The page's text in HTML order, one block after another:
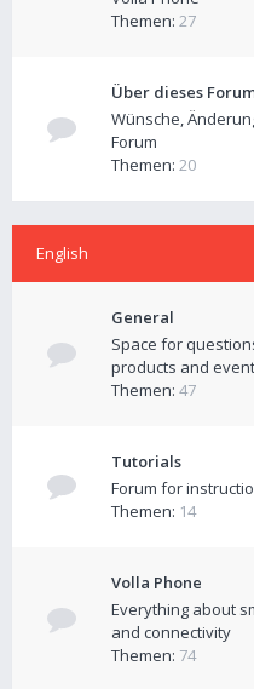
Themen: 27
Über dieses
Wünsche,
Forum
Themen: 20
English
General
Space for
products and
Themen: 47
Tutorials
Forum for
Themen: 14
Volla Phone
Everything about
and connectivity
Themen: 74